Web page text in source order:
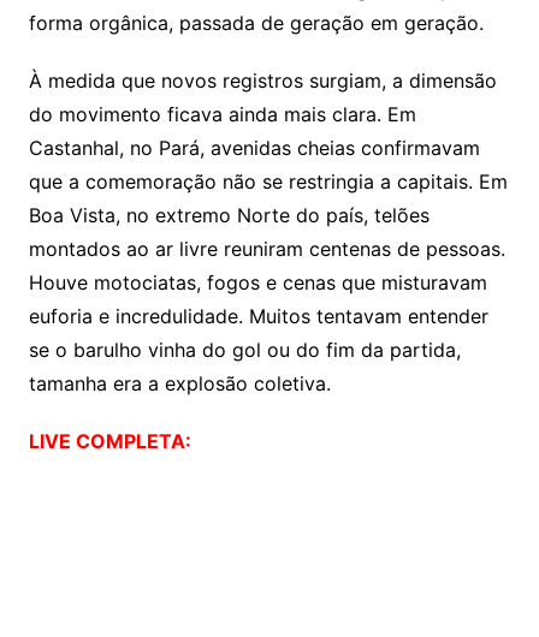
forma orgânica, passada de geração em geração.
À medida que novos registros surgiam, a dimensão
do movimento ficava ainda mais clara. Em
Castanhal, no Pará, avenidas cheias confirmavam
que a comemoração não se restringia a capitais. Em
Boa Vista, no extremo Norte do país, telões
montados ao ar livre reuniram centenas de pessoas.
Houve motociatas, fogos e cenas que misturavam
euforia e incredulidade. Muitos tentavam entender
se o barulho vinha do gol ou do fim da partida,
tamanha era a explosão coletiva.
LIVE COMPLETA: